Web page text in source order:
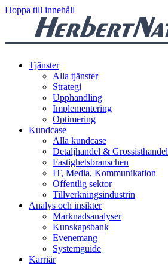
Hoppa till innehåll
Tjänster
Alla tjänster
Strategi
Upphandling
Implementering
Optimering
Kundcase
Alla kundcase
Detaljhandel & Grossisthandel
Fastighetsbranschen
IT, Media, Kommunikation
Offentlig sektor
Tillverkningsindustrin
Analys och insikter
Marknadsanalyser
Kunskapsbank
Evenemang
Systemguide
Karriär